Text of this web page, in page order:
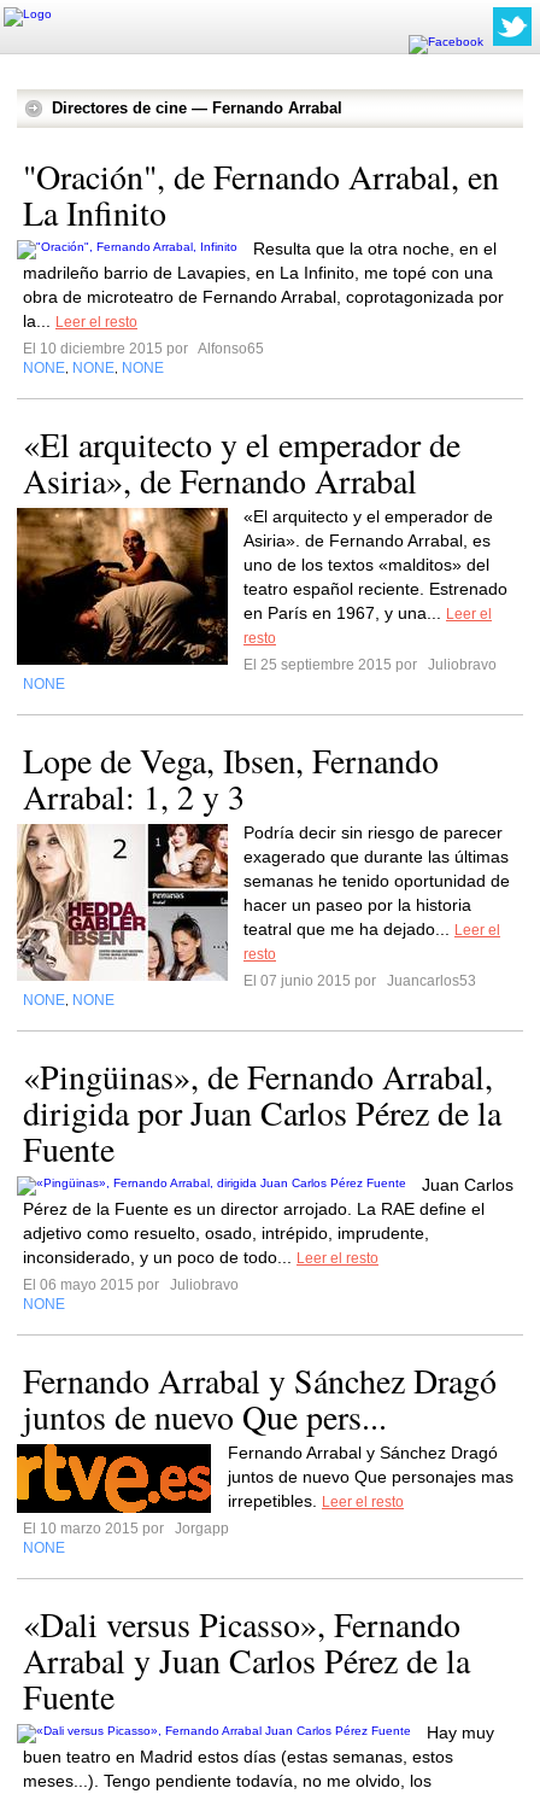
Directores de cine — Fernando Arrabal
"Oración", de Fernando Arrabal, en
La Infinito
Resulta que la otra noche, en el
madrileño barrio de Lavapies, en La Infinito, me topé con una
obra de microteatro de Fernando Arrabal, coprotagonizada por
la...
Leer el resto
El 10 diciembre 2015 por Alfonso65
NONE NONE NONE
«El arquitecto y el emperador de
Asiria», de Fernando Arrabal
«El arquitecto y el emperador de
Asiria». de Fernando Arrabal, es
uno de los textos «malditos» del
teatro español reciente. Estrenado
en París en 1967, y una...
Leer el
resto
El 25 septiembre 2015 por
Juliobravo
NONE
Lope de Vega, Ibsen, Fernando
Arrabal: 1, 2 y 3
Podría decir sin riesgo de parecer
exagerado que durante las últimas
semanas he tenido oportunidad de
hacer un paseo por la historia
teatral que me ha dejado...
Leer el
resto
El 07 junio 2015 por
Juancarlos53
NONE NONE
«Pingüinas», de Fernando Arrabal,
dirigida por Juan Carlos Pérez de la
Fuente
Juan Carlos
Pérez de la Fuente es un director arrojado. La RAE define el
adjetivo como resuelto, osado, intrépido, imprudente,
inconsiderado, y un poco de todo...
Leer el resto
El 06 mayo 2015 por
Juliobravo
NONE
Fernando Arrabal y Sánchez Dragó
juntos de nuevo Que pers...
Fernando Arrabal y Sánchez Dragó
juntos de nuevo Que personajes mas
irrepetibles.
Leer el resto
El 10 marzo 2015 por
Jorgapp
NONE
«Dali versus Picasso», Fernando
Arrabal y Juan Carlos Pérez de la
Fuente
Hay muy
buen teatro en Madrid estos días (estas semanas, estos
meses...). Tengo pendiente todavía, no me olvido, los